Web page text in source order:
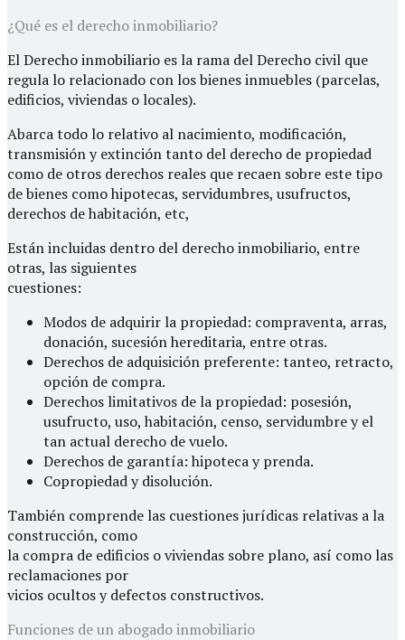
¿Qué es el derecho inmobiliario?
El Derecho inmobiliario es la rama del Derecho civil que
regula lo relacionado con los bienes inmuebles (parcelas,
edificios, viviendas o locales).
Abarca todo lo relativo al nacimiento, modificación,
transmisión y extinción tanto del derecho de propiedad
como de otros derechos reales que recaen sobre este tipo
de bienes como hipotecas, servidumbres, usufructos,
derechos de habitación, etc,
Están incluidas dentro del derecho inmobiliario, entre
otras, las siguientes
cuestiones:
Modos de adquirir la propiedad: compraventa, arras,
donación, sucesión hereditaria, entre otras.
Derechos de adquisición preferente: tanteo, retracto,
opción de compra.
Derechos limitativos de la propiedad: posesión,
usufructo, uso, habitación, censo, servidumbre y el
tan actual derecho de vuelo.
Derechos de garantía: hipoteca y prenda.
Copropiedad y disolución.
También comprende las cuestiones jurídicas relativas a la
construcción, como
la compra de edificios o viviendas sobre plano, así como las
reclamaciones por
vicios ocultos y defectos constructivos.
Funciones de un abogado inmobiliario